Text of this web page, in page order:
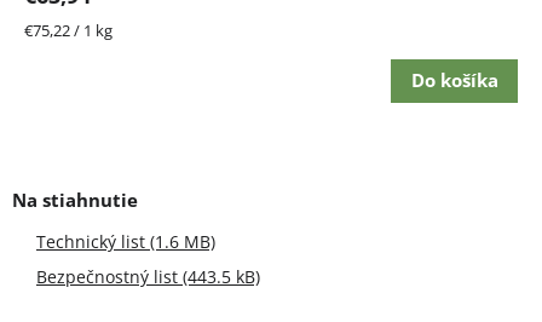
Jednotková
€75,22 / 1 kg
Do košíka
Technický list (1.6 MB)
Bezpečnostný list (443.5 kB)